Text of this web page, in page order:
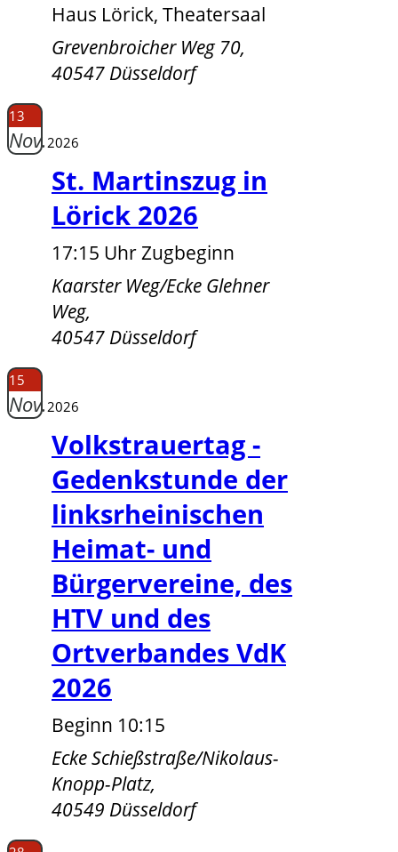
Haus Lörick, Theatersaal
Grevenbroicher Weg 70,
40547 Düsseldorf
13
Nov.2026
St. Martinszug in
Lörick 2026
17:15 Uhr Zugbeginn
Kaarster Weg/Ecke Glehner
Weg,
40547 Düsseldorf
15
Nov.2026
Volkstrauertag -
Gedenkstunde der
linksrheinischen
Heimat- und
Bürgervereine, des
HTV und des
Ortverbandes VdK
2026
Beginn 10:15
Ecke Schießstraße/Nikolaus-
Knopp-Platz,
40549 Düsseldorf